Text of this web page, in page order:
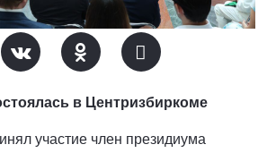
в Центризбиркоме
участие член президиума